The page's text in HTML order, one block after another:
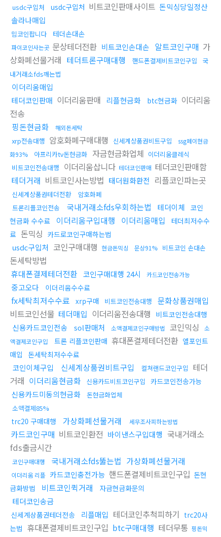
usdc구입처 usdc구입처 비트코인판매사이트 돈믹싱당일정산
솔라나매입
밈코인팝니다 테더손대손
파이코인사는곳 문상테더전환 비트코인손대손 알트코인구매 가
상화폐선물거래 테더트론구매대행 핸드폰결제비트코인구입
국
내거래소fds깨는법
이더리움매입
테더코인판매 이더리움판매 리플현금화 btc현금화 이더리움
전송
핑돈현금화
해외돈세탁
xrp전송대행 암호화폐구매대행 신세계상품권비트구입
ssg페이현금
화93%
아프리카tv돈현금화 자금현금화업체 이더리움클레식
비트코인전송대행
이더리움삽니다 테더코인판매 테더코인판매함
테더거래 비트코인사는방법 태더원화환전 리플코인파는곳
신세계상품권테더전환
암호화폐
트론리플코인전송
국내거래소fds우회하는법 테더이체 코인
현금화 수수료
이더리움구입대행 이더리움매입
테더최저수수
료 돈믹싱 카드로코인구매하는법
usdc구입처 코인구매대행 현금돈믹싱 문상91% 비트코인 손대손
돈세탁방법
휴대폰결제테더전환 코인구매대행 24시 카드코인전송가능
중고오다 이더리움수수료
fx세탁최저수수료 xrp구매 비트코인전송대행
문화상품권매입
비트코인선물 테더매입 이더리움전송대행 비트코인전송대행
신용카드코인전송 sol판매처 소액결제코인구매방법 코인믹싱
소
액결제코인구입
트론 리플코인판매 휴대폰결제테더전환 엘포인트
매입
돈세탁최저수수료
코인이체구입 신세계상품권비트구입 컬쳐랜드코인구입
테더
거래 이더리움현금화 신용카드비트코인구입 카드코인전송가능
신용카드미동의현금화
돈현금화업체
소액결제85%
trc20 구매대행 가상화폐선물거래 세무조사피하는방법
카드코인구매 비트코인환전 바이낸스구입대행 국내거래소
fds출금시간
코인구매대행 국내거래소fds뚫는법 가상화폐선물거래
이더리움 리플 카드코인충전가능 핸드폰결제비트코인구입 돈현
금화방법
비트코인퀵거래 자금현금화문의
테더코인송금
신세계상품권테더전송 리플매입 테더코인추척피하기 trc20사
는법 휴대폰결제비트코인구입 btc구매대행 테더무통 핑돈믹